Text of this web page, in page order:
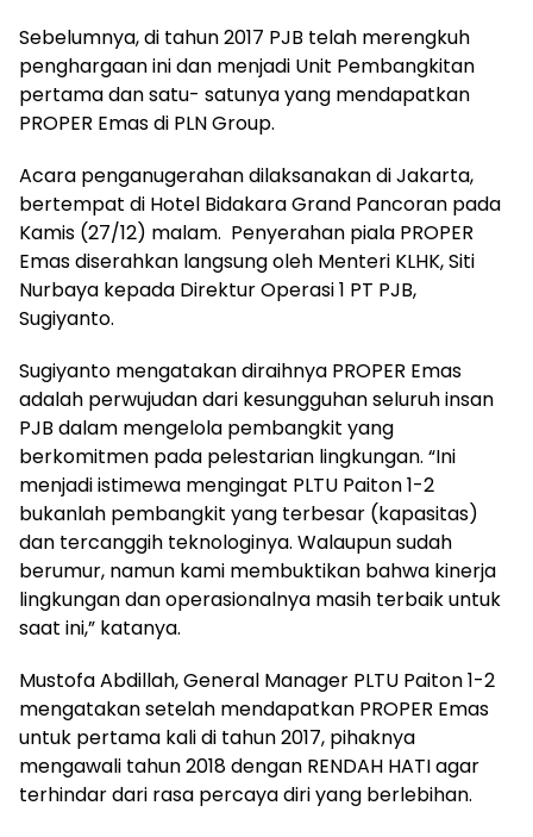
Sebelumnya, di tahun 2017 PJB telah merengkuh
penghargaan ini dan menjadi Unit Pembangkitan
pertama dan satu- satunya yang mendapatkan
PROPER Emas di PLN Group.
Acara penganugerahan dilaksanakan di Jakarta,
bertempat di Hotel Bidakara Grand Pancoran pada
Kamis (27/12) malam. Penyerahan piala PROPER
Emas diserahkan langsung oleh Menteri KLHK, Siti
Nurbaya kepada Direktur Operasi 1 PT PJB,
Sugiyanto.
Sugiyanto mengatakan diraihnya PROPER Emas
adalah perwujudan dari kesungguhan seluruh insan
PJB dalam mengelola pembangkit yang
berkomitmen pada pelestarian lingkungan. “Ini
menjadi istimewa mengingat PLTU Paiton 1-2
bukanlah pembangkit yang terbesar (kapasitas)
dan tercanggih teknologinya. Walaupun sudah
berumur, namun kami membuktikan bahwa kinerja
lingkungan dan operasionalnya masih terbaik untuk
saat ini,” katanya.
Mustofa Abdillah, General Manager PLTU Paiton 1-2
mengatakan setelah mendapatkan PROPER Emas
untuk pertama kali di tahun 2017, pihaknya
mengawali tahun 2018 dengan RENDAH HATI agar
terhindar dari rasa percaya diri yang berlebihan.